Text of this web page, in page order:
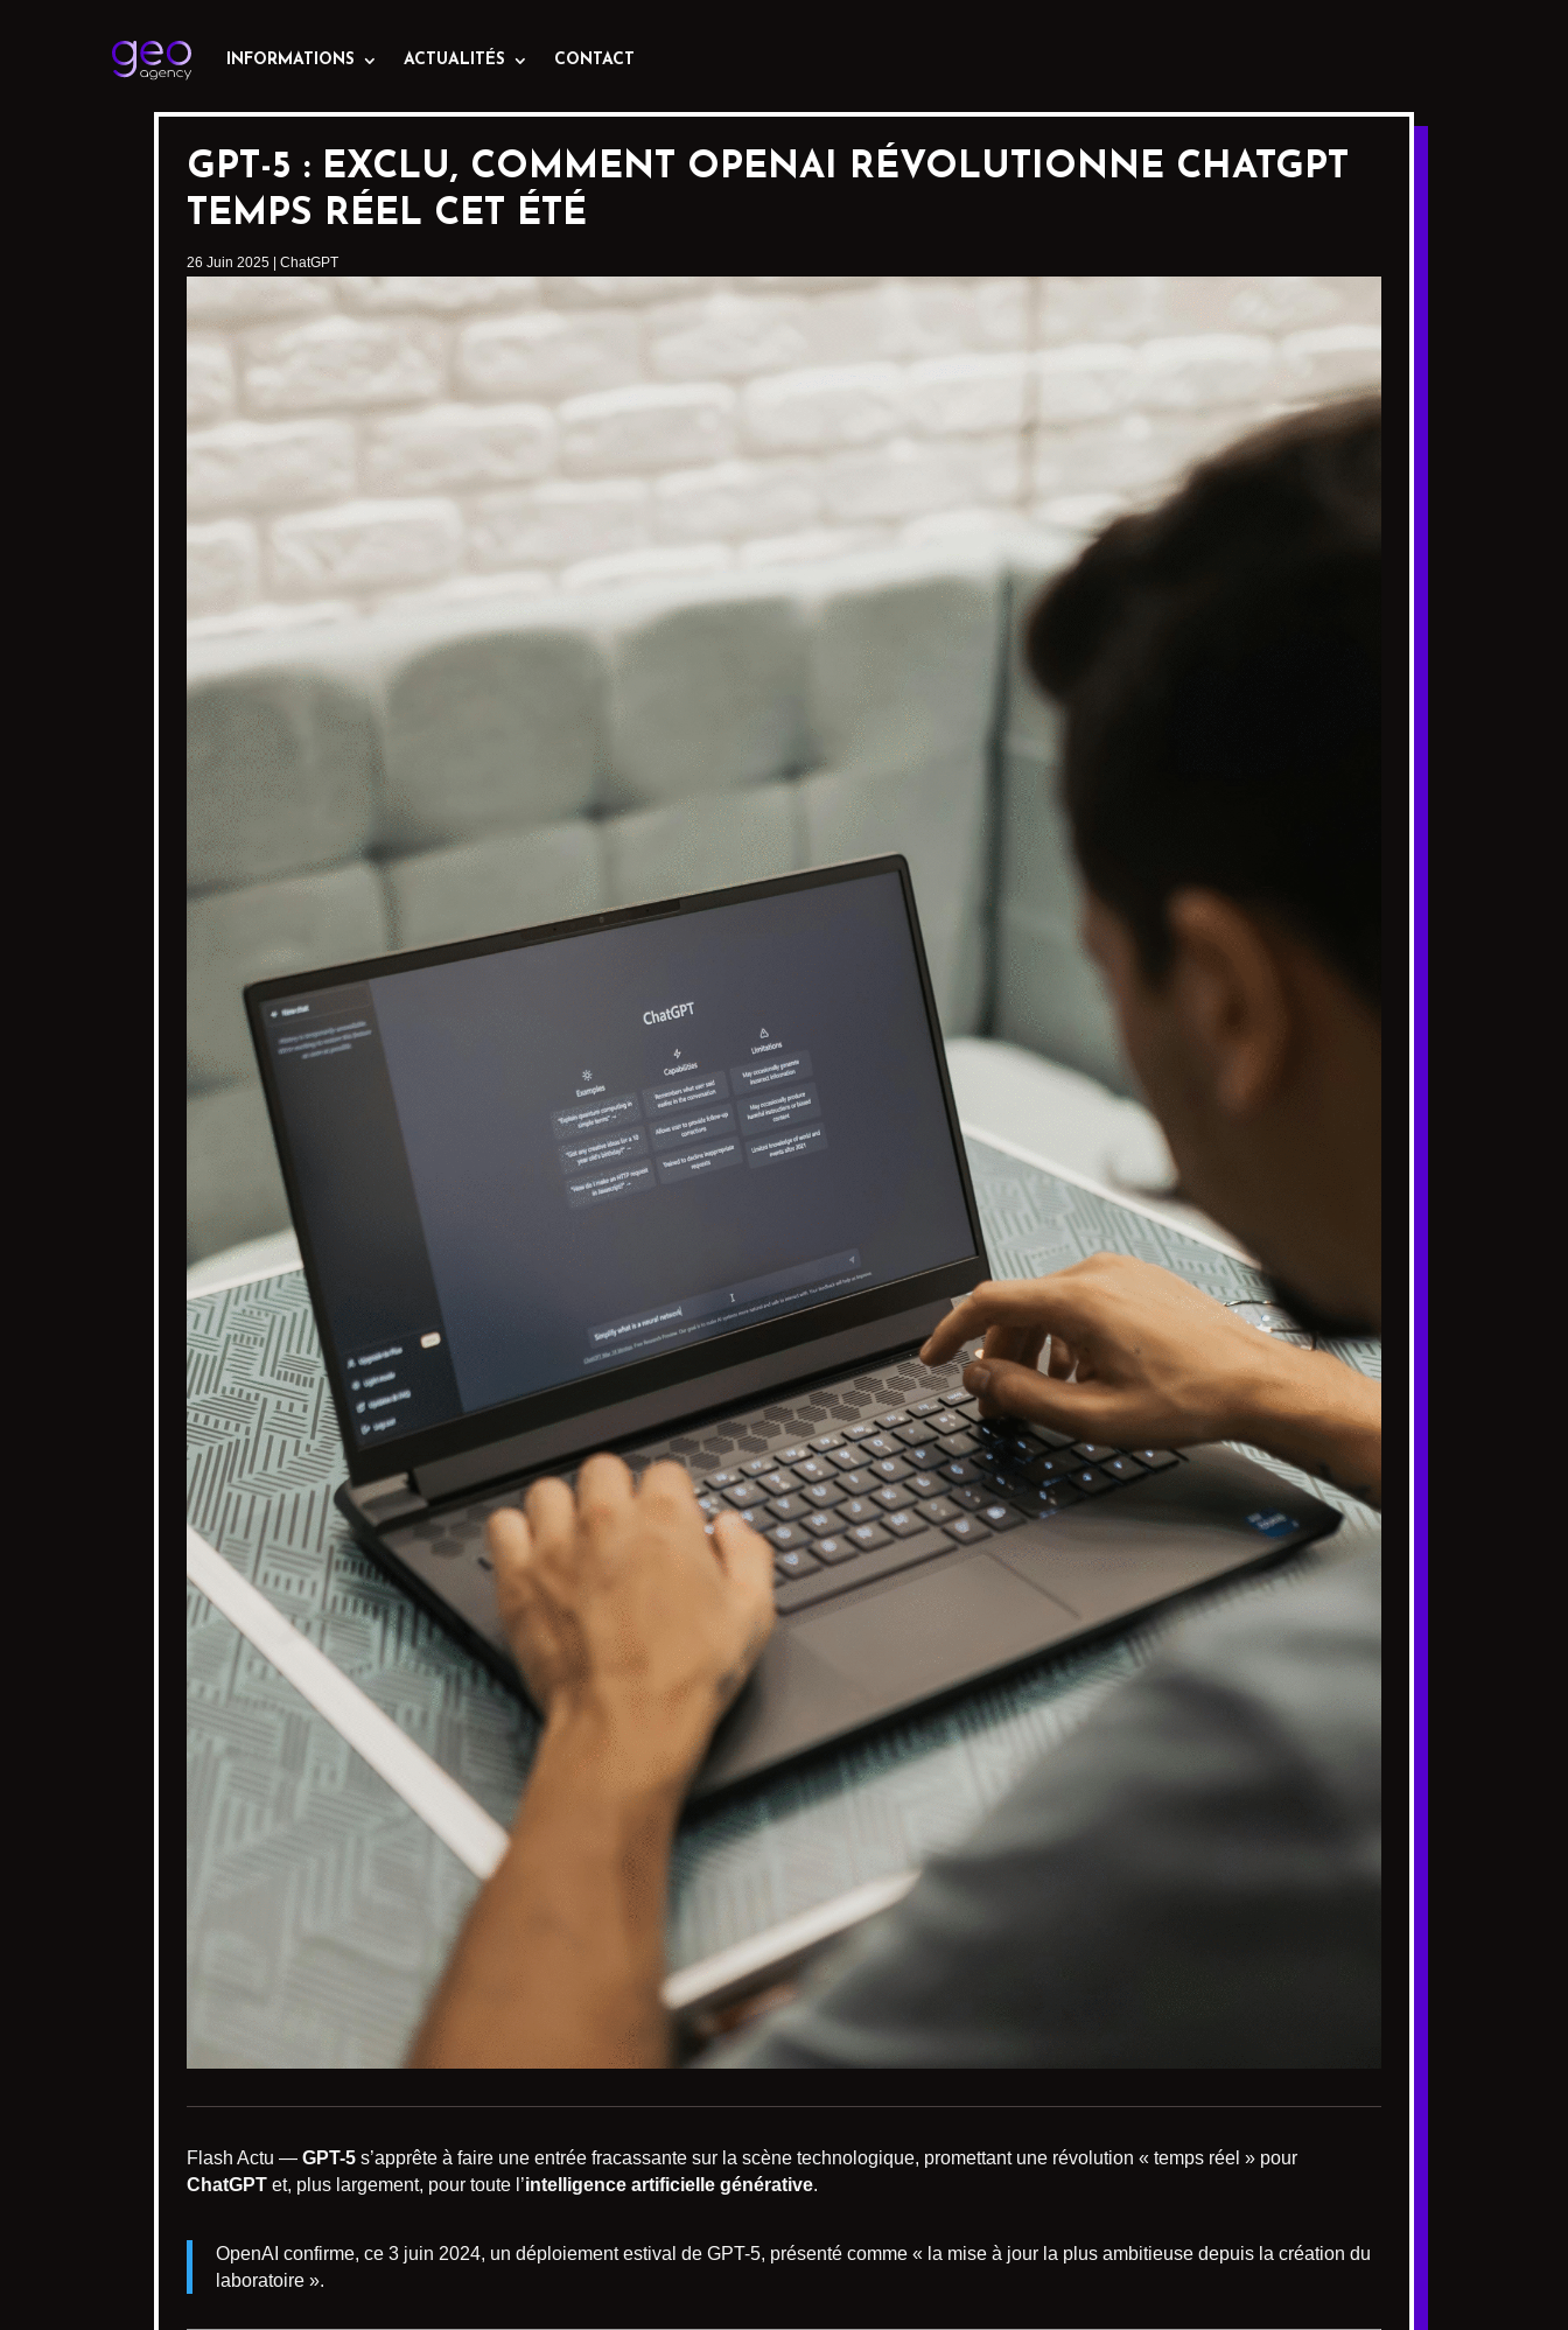
INFORMATIONS ACTUALITÉS CONTACT
GPT-5 : EXCLU, COMMENT OPENAI RÉVOLUTIONNE CHATGPT
TEMPS RÉEL CET ÉTÉ
26 Juin 2025 ChatGPT
Flash Actu — GPT-5 s’apprête à faire une entrée fracassante sur la scène technologique, promettant une révolution « temps réel » pour
ChatGPT et, plus largement, pour toute l’intelligence artificielle générative.
OpenAI confirme, ce 3 juin 2024, un déploiement estival de GPT-5, présenté comme « la mise à jour la plus ambitieuse depuis la création du
laboratoire ».